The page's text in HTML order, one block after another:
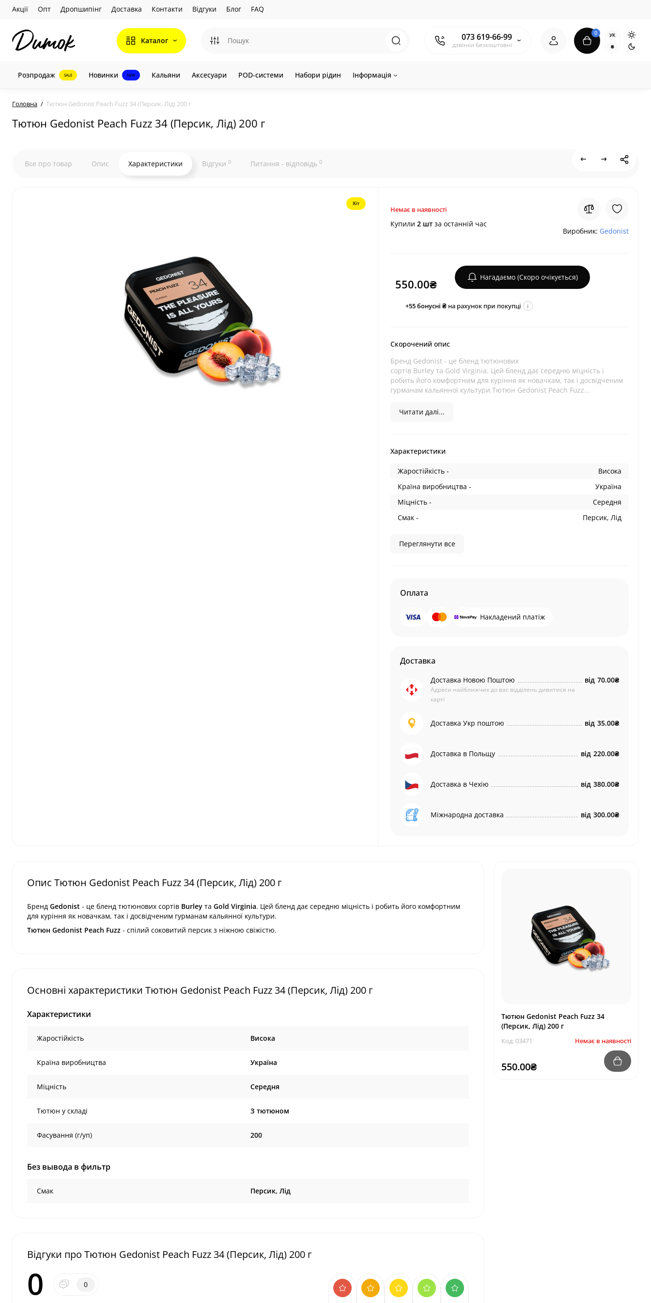
Акції Опт Дропшипінг Доставка Контакти Відгуки Блог FAQ
Каталог 073 619-66-99
дзвінки безкоштовні
0
УК
₴
Розпродаж SALE Новинки NEW Кальяни Аксесуари POD-системи Набори рідин Інформація
Головна Тютюн Gedonist Peach Fuzz 34 (Персик, Лід) 200 г
Тютюн Gedonist Peach Fuzz 34 (Персик, Лід) 200 г
Все про товар Опис Характеристики Відгуки 0 Питання - відповідь 0
Хіт
Немає в наявності
Купили 2 штза останній час
Виробник: Gedonist
550.00₴ Нагадаємо (Скоро очікується)
+55бонусні ₴на рахунок при покупці i
Скорочений опис
Бренд Gedonist - це бленд тютюнових
сортів Burley та Gold Virginia. Цей бленд дає середню міцність і
робить його комфортним для куріння як новачкам, так і досвідченим
гурманам кальянної культури.Тютюн Gedonist Peach Fuzz...
Читати далі...
Характеристики
Жаростійкість -
Висока
Країна виробництва -
Україна
Міцність -
Середня
Смак -
Персик, Лід
Переглянути все
Оплата
Накладений платіж
Доставка
Доставка Новою Поштою
Адреси найближчих до вас відділень дивитися на
карті
від 70.00₴
Доставка Укр поштою від 35.00₴
Доставка в Польщу від 220.00₴
Доставка в Чехію від 380.00₴
Міжнародна доставка від 300.00₴
Опис Тютюн Gedonist Peach Fuzz 34 (Персик, Лід) 200 г
Бренд Gedonist - це бленд тютюнових сортів Burley та Gold Virginia. Цей бленд дає середню міцність і робить його комфортним
для куріння як новачкам, так і досвідченим гурманам кальянної культури.
Тютюн Gedonist Peach Fuzz - спілий соковитий персик з ніжною свіжістю.
Основні характеристики Тютюн Gedonist Peach Fuzz 34 (Персик, Лід) 200 г
Характеристики
Жаростійкість Висока
Країна виробництва Україна
Міцність Середня
Тютюн у складі З тютюном
Фасування (г/уп) 200
Без вывода в фильтр
Смак Персик, Лід
Відгуки про Тютюн Gedonist Peach Fuzz 34 (Персик, Лід) 200 г
0 0
Тютюн Gedonist Peach Fuzz 34
(Персик, Лід) 200 г
Код: 03471 Немає в наявності
550.00₴